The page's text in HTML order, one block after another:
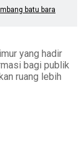
batu bara
yang hadir
bagi publik
ruang lebih